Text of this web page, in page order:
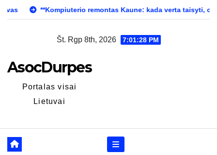
remontas Kaune: kada verta taisyti, o kada – laikas pirkti
Št. Rgp 8th, 2026 7:01:29 PM
AsocDurpes
Portalas visai
Lietuvai